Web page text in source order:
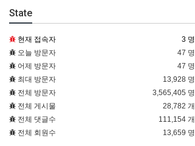
State
현재 접속자
3 명
오늘 방문자
47 명
어제 방문자
47 명
최대 방문자
13,928 명
전체 방문자
3,565,405 명
전체 게시물
28,782 개
전체 댓글수
111,154 개
전체 회원수
13,659 명